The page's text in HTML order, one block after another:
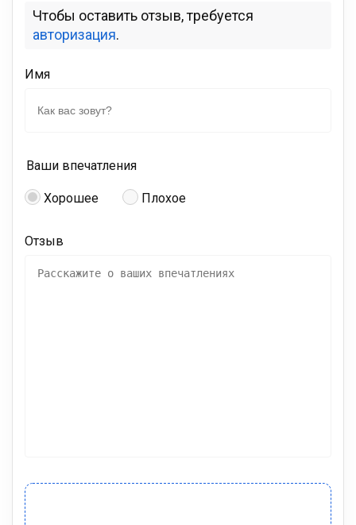
Чтобы оставить отзыв, требуется
авторизация.
Имя
Ваши впечатления
Хорошее Плохое
Отзыв